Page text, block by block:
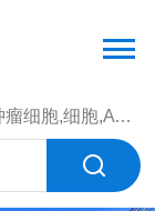
质控菌种，微生物菌种，菌株，菌种